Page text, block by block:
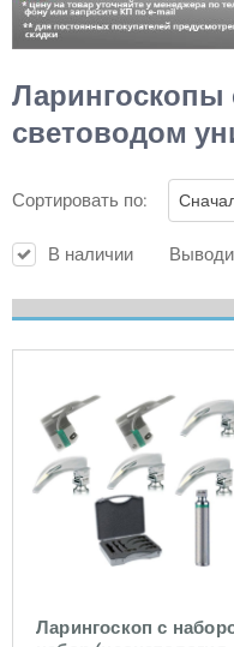
световодом
Сортировать по:
В наличии
Ларингоскоп с